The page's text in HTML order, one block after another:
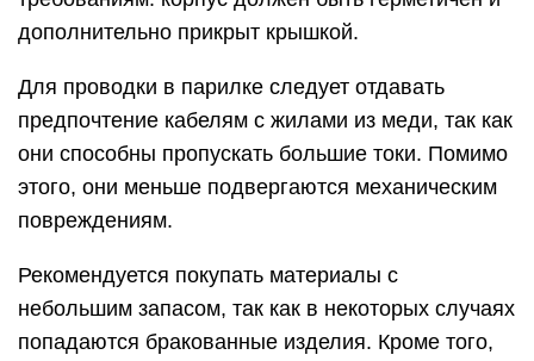
дополнительно прикрыт крышкой.
Для проводки в парилке следует отдавать
предпочтение кабелям с жилами из меди, так как
они способны пропускать большие токи. Помимо
этого, они меньше подвергаются механическим
повреждениям.
Рекомендуется покупать материалы с
небольшим запасом, так как в некоторых случаях
попадаются бракованные изделия. Кроме того,